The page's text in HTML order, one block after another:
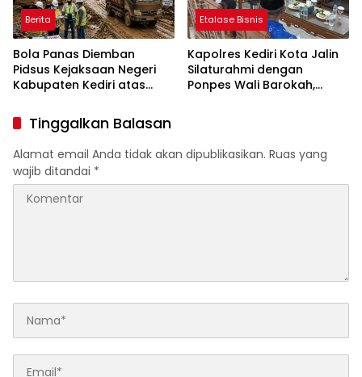
Berita
Bola Panas Diemban
Pidsus Kejaksaan Negeri
Kabupaten Kediri atas
Penggunaan Material
Ilegal Proyek Tol Kediri
Oleh PT. HASTARI JAYA
SENTOSA
Etalase Bisnis
Kapolres Kediri Kota Jalin
Silaturahmi dengan
Ponpes Wali Barokah,
Tinggalkan Balasan
Alamat email Anda tidak akan dipublikasikan. Ruas yang
wajib ditandai *